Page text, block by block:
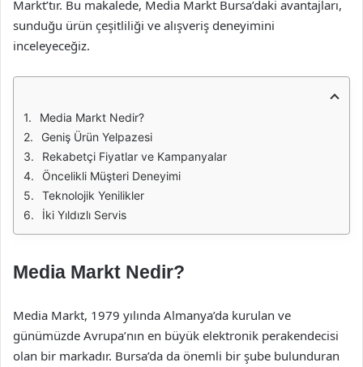
Markt’tır. Bu makalede, Media Markt Bursa’daki avantajları,
sunduğu ürün çeşitliliği ve alışveriş deneyimini
inceleyeceğiz.
Media Markt Nedir?
Geniş Ürün Yelpazesi
Rekabetçi Fiyatlar ve Kampanyalar
Öncelikli Müşteri Deneyimi
Teknolojik Yenilikler
İki Yıldızlı Servis
Media Markt Nedir?
Media Markt, 1979 yılında Almanya’da kurulan ve
günümüzde Avrupa’nın en büyük elektronik perakendecisi
olan bir markadır. Bursa’da da önemli bir şube bulunduran